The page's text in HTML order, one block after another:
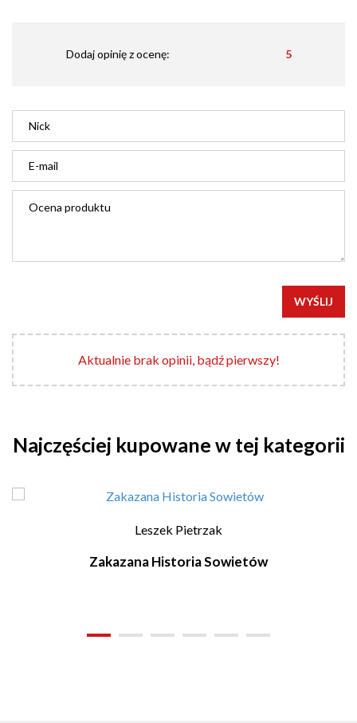
Dodaj opinię z ocenę: 5
WYŚLIJ
Aktualnie brak opinii, bądź pierwszy!
Najczęściej kupowane w tej kategorii
Leszek Pietrzak
Zakazana Historia Sowietów